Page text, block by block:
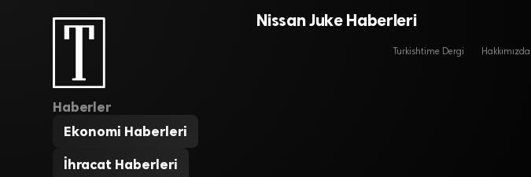
Haberler
Ekonomi Haberleri
İhracat Haberleri
Nissan Juke Haberleri
Turkishtime Dergi Hakkımızda